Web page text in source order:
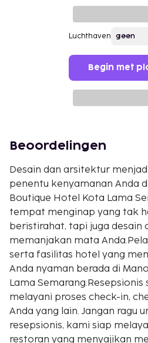
Luchthaven
Begin met
Beoordelingen
Desain dan arsitektur
penentu kenyamanan Anda
Boutique Hotel Kota Lama
tempat menginap yang tak
beristirahat, tapi juga desain
memanjakan mata
serta fasilitas hotel yang
Anda nyaman berada di
Lama Semarang.Resepsionis
melayani proses check-in,
Anda yang lain. Jangan ragu
resepsionis, kami siap
restoran yang menyajikan